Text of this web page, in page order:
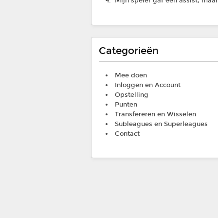
Categorieën
Mee doen
Inloggen en Account
Opstelling
Punten
Transfereren en Wisselen
Subleagues en Superleagues
Contact